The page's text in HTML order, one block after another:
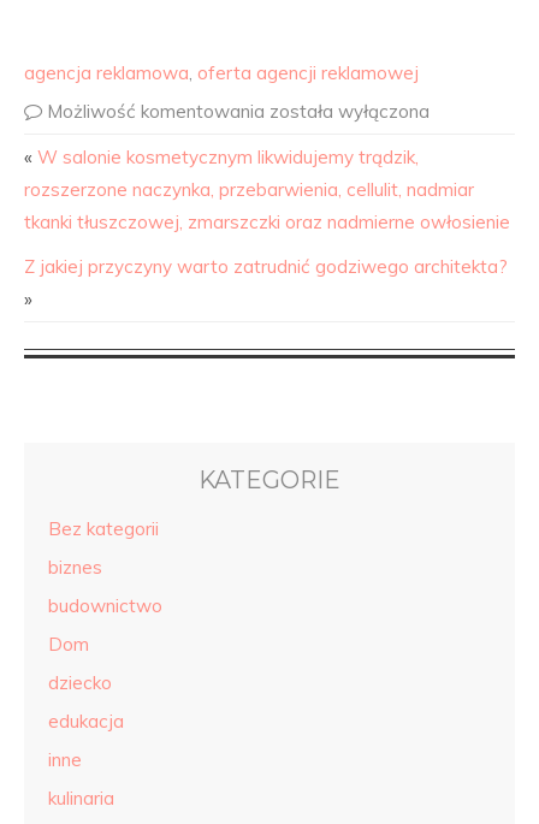
agencja reklamowa, oferta agencji reklamowej
Możliwość komentowania została wyłączona
« W salonie kosmetycznym likwidujemy trądzik,
rozszerzone naczynka, przebarwienia, cellulit, nadmiar
tkanki tłuszczowej, zmarszczki oraz nadmierne owłosienie
Z jakiej przyczyny warto zatrudnić godziwego architekta?
»
KATEGORIE
Bez kategorii
biznes
budownictwo
Dom
dziecko
edukacja
inne
kulinaria